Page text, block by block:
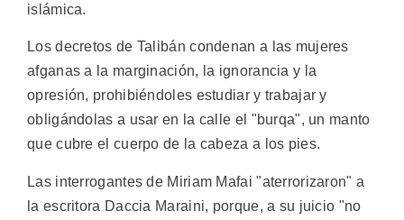
islámica.
Los decretos de Talibán condenan a las mujeres
afganas a la marginación, la ignorancia y la
opresión, prohibiéndoles estudiar y trabajar y
obligándolas a usar en la calle el "burqa", un manto
que cubre el cuerpo de la cabeza a los pies.
Las interrogantes de Miriam Mafai "aterrorizaron" a
la escritora Daccia Maraini, porque, a su juicio "no